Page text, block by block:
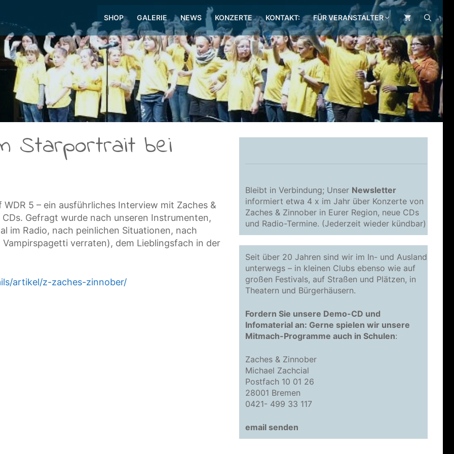
SHOP GALERIE NEWS KONZERTE KONTAKT: FÜR VERANSTALTER
.
Starportrait bei
5 – ein ausführliches Interview mit Zaches &
Gefragt wurde nach unseren Instrumenten,
im Radio, nach peinlichen Situationen, nach
verraten), dem Lieblingsfach in der
artikel/z-zaches-zinnober/
Bleibt in Verbindung; Unser Newsletter
informiert etwa 4 x im Jahr über Konzerte von
Zaches & Zinnober in Eurer Region, neue CDs
und Radio-Termine. (Jederzeit wieder kündbar)
Seit über 20 Jahren sind wir im In- und Ausland
unterwegs – in kleinen Clubs ebenso wie auf
großen Festivals, auf Straßen und Plätzen, in
Theatern und Bürgerhäusern.
Fordern Sie unsere Demo-CD und
Infomaterial an: Gerne spielen wir unsere
Mitmach-Programme auch in Schulen:
Zaches & Zinnober
Michael Zachcial
Postfach 10 01 26
28001 Bremen
0421- 499 33 117
email senden